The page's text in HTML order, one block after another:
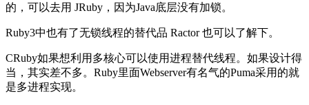
的，可以去用 JRuby，因为Java底层没有加锁。
Ruby3中也有了无锁线程的替代品 Ractor 也可以了解下。
CRuby如果想利用多核心可以使用进程替代线程。如果设计得
当，其实差不多。Ruby里面Webserver有名气的Puma采用的就
是多进程实现。